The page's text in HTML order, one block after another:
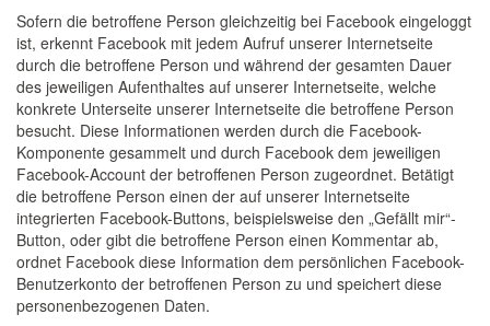
Sofern die betroffene Person gleichzeitig bei Facebook eingeloggt
ist, erkennt Facebook mit jedem Aufruf unserer Internetseite
durch die betroffene Person und während der gesamten Dauer
des jeweiligen Aufenthaltes auf unserer Internetseite, welche
konkrete Unterseite unserer Internetseite die betroffene Person
besucht. Diese Informationen werden durch die Facebook-
Komponente gesammelt und durch Facebook dem jeweiligen
Facebook-Account der betroffenen Person zugeordnet. Betätigt
die betroffene Person einen der auf unserer Internetseite
integrierten Facebook-Buttons, beispielsweise den „Gefällt mir“-
Button, oder gibt die betroffene Person einen Kommentar ab,
ordnet Facebook diese Information dem persönlichen Facebook-
Benutzerkonto der betroffenen Person zu und speichert diese
personenbezogenen Daten.